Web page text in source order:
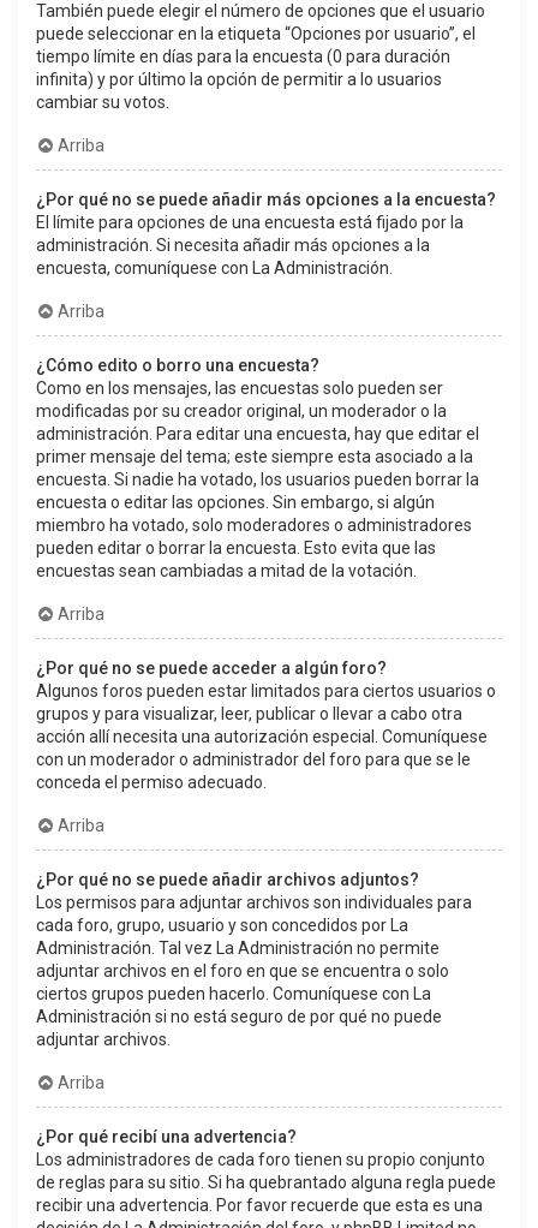
También puede elegir el número de opciones que el usuario
puede seleccionar en la etiqueta “Opciones por usuario”, el
tiempo límite en días para la encuesta (0 para duración
infinita) y por último la opción de permitir a lo usuarios
cambiar su votos.
Arriba
¿Por qué no se puede añadir más opciones a la encuesta?
El límite para opciones de una encuesta está fijado por la
administración. Si necesita añadir más opciones a la
encuesta, comuníquese con La Administración.
Arriba
¿Cómo edito o borro una encuesta?
Como en los mensajes, las encuestas solo pueden ser
modificadas por su creador original, un moderador o la
administración. Para editar una encuesta, hay que editar el
primer mensaje del tema; este siempre esta asociado a la
encuesta. Si nadie ha votado, los usuarios pueden borrar la
encuesta o editar las opciones. Sin embargo, si algún
miembro ha votado, solo moderadores o administradores
pueden editar o borrar la encuesta. Esto evita que las
encuestas sean cambiadas a mitad de la votación.
Arriba
¿Por qué no se puede acceder a algún foro?
Algunos foros pueden estar limitados para ciertos usuarios o
grupos y para visualizar, leer, publicar o llevar a cabo otra
acción allí necesita una autorización especial. Comuníquese
con un moderador o administrador del foro para que se le
conceda el permiso adecuado.
Arriba
¿Por qué no se puede añadir archivos adjuntos?
Los permisos para adjuntar archivos son individuales para
cada foro, grupo, usuario y son concedidos por La
Administración. Tal vez La Administración no permite
adjuntar archivos en el foro en que se encuentra o solo
ciertos grupos pueden hacerlo. Comuníquese con La
Administración si no está seguro de por qué no puede
adjuntar archivos.
Arriba
¿Por qué recibí una advertencia?
Los administradores de cada foro tienen su propio conjunto
de reglas para su sitio. Si ha quebrantado alguna regla puede
recibir una advertencia. Por favor recuerde que esta es una